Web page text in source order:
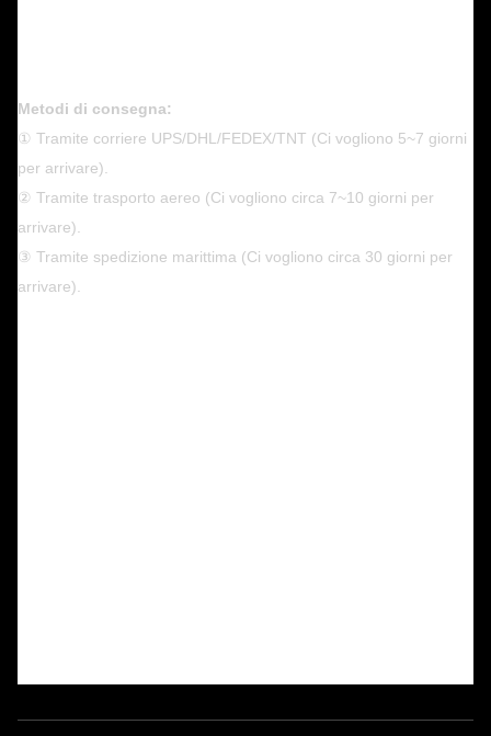
Metodi di consegna:
① Tramite corriere UPS/DHL/FEDEX/TNT (Ci vogliono 5~7 giorni
per arrivare).
② Tramite trasporto aereo (Ci vogliono circa 7~10 giorni per
arrivare).
③ Tramite spedizione marittima (Ci vogliono circa 30 giorni per
arrivare).